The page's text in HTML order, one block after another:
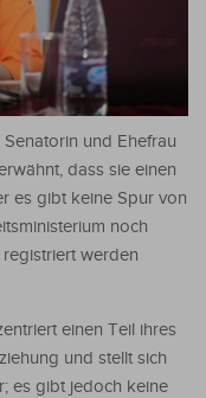
und Ehefrau
dass sie einen
es gibt keine Spur von
noch
werden
einen Teil ihres
und stellt sich
es gibt jedoch keine